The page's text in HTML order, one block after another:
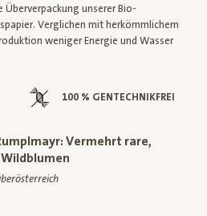
Überverpackung unserer Bio-
Verglichen mit herkömmlichem
weniger Energie und Wasser
100 % GENTECHNIKFREI
Vermehrt rare,